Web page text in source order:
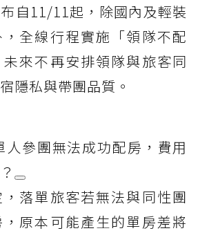
自11/11起，除國內及輕裝
全線行程實施「領隊不配
來不再安排領隊與旅客同
隱私與帶團品質。
人參團無法成功配房，費用
落單旅客若無法與同性團
原本可能產生的單房差將